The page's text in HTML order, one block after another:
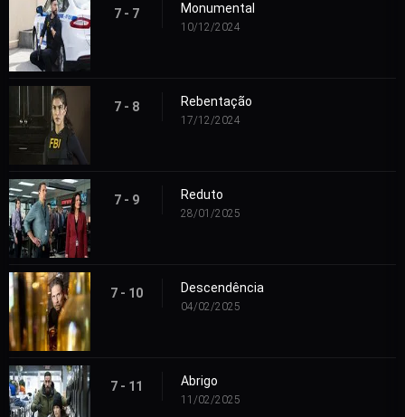
7 - 7 Monumental
10/12/2024
7 - 8 Rebentação
17/12/2024
7 - 9 Reduto
28/01/2025
7 - 10 Descendência
04/02/2025
7 - 11 Abrigo
11/02/2025